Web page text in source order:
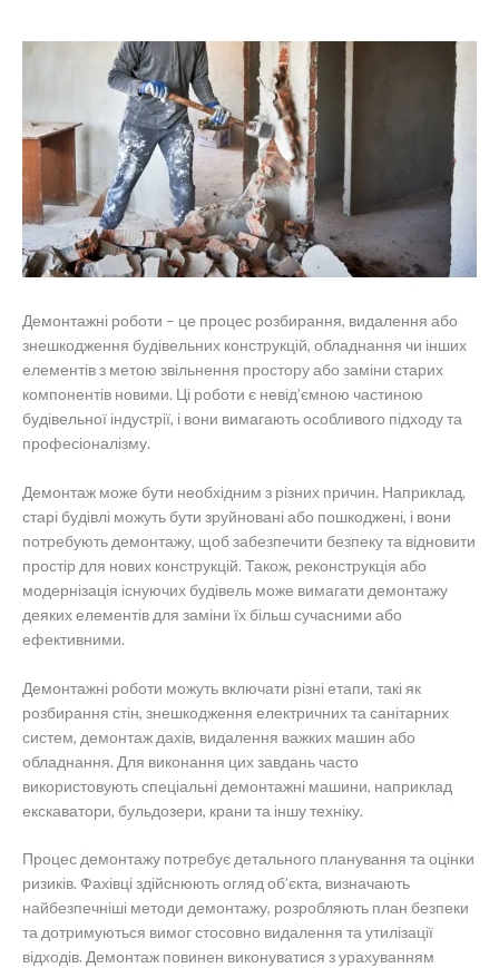
Демонтажні роботи – це процес розбирання, видалення або
знешкодження будівельних конструкцій, обладнання чи інших
елементів з метою звільнення простору або заміни старих
компонентів новими. Ці роботи є невід’ємною частиною
будівельної індустрії, і вони вимагають особливого підходу та
професіоналізму.
Демонтаж може бути необхідним з різних причин. Наприклад,
старі будівлі можуть бути зруйновані або пошкоджені, і вони
потребують демонтажу, щоб забезпечити безпеку та відновити
простір для нових конструкцій. Також, реконструкція або
модернізація існуючих будівель може вимагати демонтажу
деяких елементів для заміни їх більш сучасними або
ефективними.
Демонтажні роботи можуть включати різні етапи, такі як
розбирання стін, знешкодження електричних та санітарних
систем, демонтаж дахів, видалення важких машин або
обладнання. Для виконання цих завдань часто
використовують спеціальні демонтажні машини, наприклад
екскаватори, бульдозери, крани та іншу техніку.
Процес демонтажу потребує детального планування та оцінки
ризиків. Фахівці здійснюють огляд об’єкта, визначають
найбезпечніші методи демонтажу, розробляють план безпеки
та дотримуються вимог стосовно видалення та утилізації
відходів. Демонтаж повинен виконуватися з урахуванням